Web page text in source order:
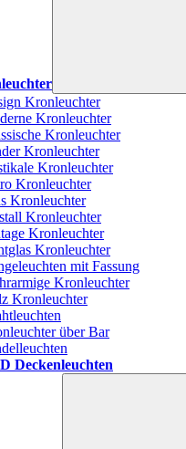
Kronleuchter
Kronleuchter
Kronleuchter
Kronleuchter
Kronleuchter
Kronleuchter
Kronleuchter
Kronleuchter
Kronleuchter
Kronleuchter
mit Fassung
Kronleuchter
Kronleuchter
über Bar
Deckenleuchten